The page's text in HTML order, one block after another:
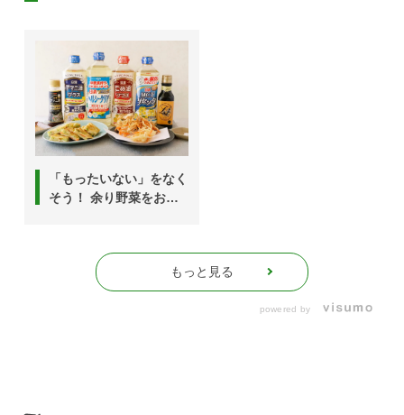
「もったいない」をなく
そう！ 余り野菜をおい
もっと見る
powered by